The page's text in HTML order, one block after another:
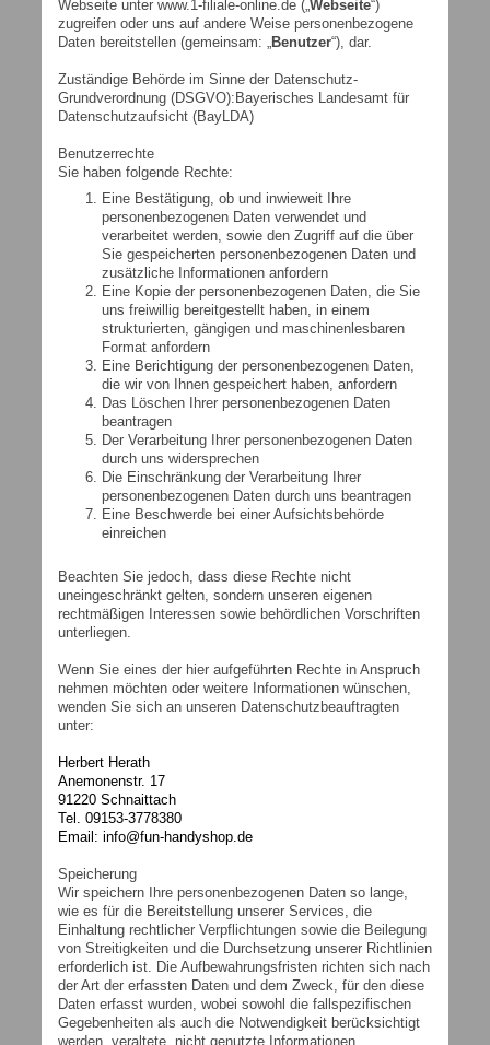
Webseite unter www.1-filiale-online.de („Webseite“)
zugreifen oder uns auf andere Weise personenbezogene
Daten bereitstellen (gemeinsam: „Benutzer“), dar.
Zuständige Behörde im Sinne der Datenschutz-
Grundverordnung (DSGVO):Bayerisches Landesamt für
Datenschutzaufsicht (BayLDA)
Benutzerrechte
Sie haben folgende Rechte:
Eine Bestätigung, ob und inwieweit Ihre
personenbezogenen Daten verwendet und
verarbeitet werden, sowie den Zugriff auf die über
Sie gespeicherten personenbezogenen Daten und
zusätzliche Informationen anfordern
Eine Kopie der personenbezogenen Daten, die Sie
uns freiwillig bereitgestellt haben, in einem
strukturierten, gängigen und maschinenlesbaren
Format anfordern
Eine Berichtigung der personenbezogenen Daten,
die wir von Ihnen gespeichert haben, anfordern
Das Löschen Ihrer personenbezogenen Daten
beantragen
Der Verarbeitung Ihrer personenbezogenen Daten
durch uns widersprechen
Die Einschränkung der Verarbeitung Ihrer
personenbezogenen Daten durch uns beantragen
Eine Beschwerde bei einer Aufsichtsbehörde
einreichen
Beachten Sie jedoch, dass diese Rechte nicht
uneingeschränkt gelten, sondern unseren eigenen
rechtmäßigen Interessen sowie behördlichen Vorschriften
unterliegen.
Wenn Sie eines der hier aufgeführten Rechte in Anspruch
nehmen möchten oder weitere Informationen wünschen,
wenden Sie sich an unseren Datenschutzbeauftragten
unter:
Herbert Herath
Anemonenstr. 17
91220 Schnaittach
Tel. 09153-3778380
Email: info@fun-handyshop.de
Speicherung
Wir speichern Ihre personenbezogenen Daten so lange,
wie es für die Bereitstellung unserer Services, die
Einhaltung rechtlicher Verpflichtungen sowie die Beilegung
von Streitigkeiten und die Durchsetzung unserer Richtlinien
erforderlich ist. Die Aufbewahrungsfristen richten sich nach
der Art der erfassten Daten und dem Zweck, für den diese
Daten erfasst wurden, wobei sowohl die fallspezifischen
Gegebenheiten als auch die Notwendigkeit berücksichtigt
werden, veraltete, nicht genutzte Informationen